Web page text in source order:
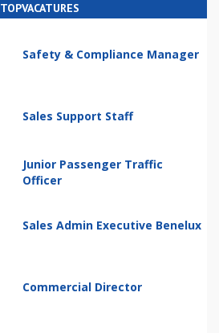
TOPVACATURES
Safety & Compliance Manager
Sales Support Staff
Junior Passenger Traffic
Officer
Sales Admin Executive Benelux
Commercial Director